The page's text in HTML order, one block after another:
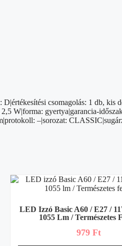
csomagolás: 1 db, kis
W|forma: gyertya|garancia-
–|sorozat:
LED Izzó Basic A60 / E27 /
1055 Lm / Természetes
979 Ft